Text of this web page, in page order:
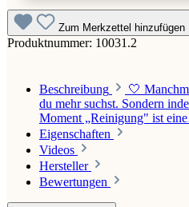
Zum Merkzettel hinzufügen
Produktnummer: 10031.2
Beschreibung
🤍
du mehr suchst. Sondern
Moment „Reinigung" ist
Eigenschaften
Videos
Hersteller
Bewertungen